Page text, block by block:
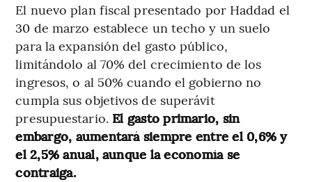
El nuevo plan fiscal presentado por Haddad el
30 de marzo establece un techo y un suelo
para la expansión del gasto público,
limitándolo al 70% del crecimiento de los
ingresos, o al 50% cuando el gobierno no
cumpla sus objetivos de superávit
presupuestario.El gasto primario, sin
embargo, aumentará siempre entre el 0,6% y
el 2,5% anual, aunque la economía se
contraiga.